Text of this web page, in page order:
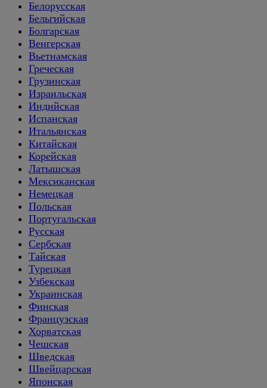
Белорусская
Бельгийская
Болгарская
Венгерская
Вьетнамская
Греческая
Грузинская
Израильская
Индийская
Испанская
Итальянская
Китайская
Корейская
Латышская
Мексиканская
Немецкая
Польская
Португальская
Русская
Сербская
Тайская
Турецкая
Узбекская
Украинская
Финская
Французская
Хорватская
Чешская
Шведская
Швейцарская
Японская